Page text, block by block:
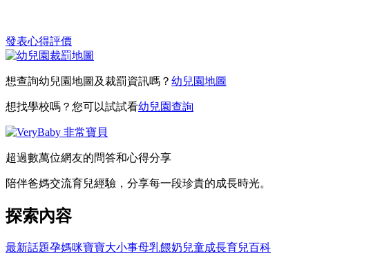
發表心得評價
想查詢幼兒園地圖及裁罰資訊嗎？ 幼兒園地圖
想找學校嗎？您可以試試看幼兒園查詢
超過數萬位網友的問答和心得分享
陪伴爸媽交流育兒經驗，分享每一段珍貴的成長時光。
探索內容
最新話題孕媽咪寶寶大小事母乳餵奶兒童成長育兒百科